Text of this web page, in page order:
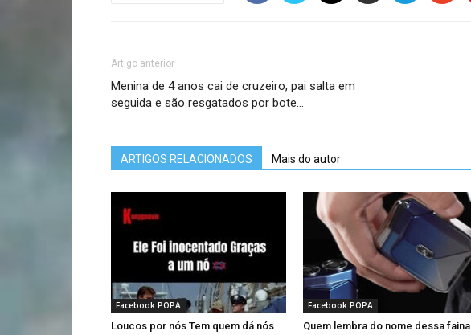
Artigo anterior
Menina de 4 anos cai de cruzeiro, pai salta em
seguida e são resgatados por bote…
ARTIGOS RELACIONADOS Mais do autor
Facebook POPA
Loucos por nós Tem quem dá nós
Facebook POPA
Quem lembra do nome dessa faina